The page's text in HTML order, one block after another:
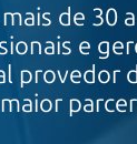
de 30
e
provedor